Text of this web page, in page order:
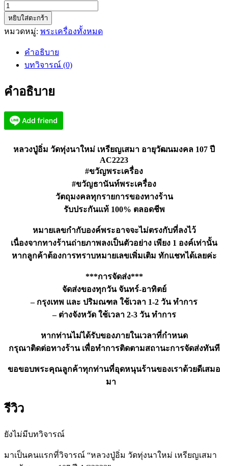
จำนวน
หลวง
ปู่
ใหม่
เสมา
วัฒน
หยิบใส่ตะกร้า
หมวดหมู่: พระเครื่องทั้งหมด
คำอธิบาย
บทวิจารณ์ (0)
คำอธิบาย
หลวงปู่อิ่ม วัดทุ่งนาใหม่ เหรียญเสมา อายุวัฒนมงคล 107 ปี
AC2223
#ขวัญพระเครื่อง
#ขวัญธานันท์พระเครื่อง
วัตถุมงคลทุกรายการของทางร้าน
รับประกันแท้ 100% ตลอดชีพ
หมายเลขกำกับองค์พระอาจจะไม่ตรงกับที่ลงไว้
เนื่องจากทางร้านถ่ายภาพลงเป็นตัวอย่าง เพียง 1 องค์เท่านั้น
หากลูกค้าต้องการทราบหมายเลขเพิ่มเติม ทักแชทได้เลยค่ะ
***การจัดส่ง***
จัดส่งของทุกวัน จันทร์-อาทิตย์
– กรุงเทพ และ ปริมณฑล ใช้เวลา 1-2 วัน ทำการ
– ต่างจังหวัด ใช้เวลา 2-3 วัน ทำการ
หากท่านไม่ได้รับของภายในเวลาที่กำหนด
กรุณาติดต่อทางร้าน เพื่อทำการติดตามสถานะการจัดส่งทันที
ขอขอบพระคุณลูกค้าทุกท่านที่อุดหนุนร้านของเราด้วยดีเสมอ
มา
รีวิว
ยังไม่มีบทวิจารณ์
มาเป็นคนแรกที่วิจารณ์ “หลวงปู่อิ่ม วัดทุ่งนาใหม่ เหรียญเสมา